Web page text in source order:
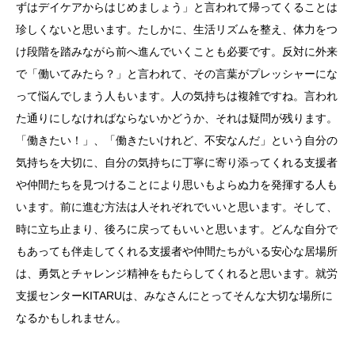
ずはデイケアからはじめましょう」と言われて帰ってくることは
珍しくないと思います。たしかに、生活リズムを整え、体力をつ
け段階を踏みながら前へ進んでいくことも必要です。反対に外来
で「働いてみたら？」と言われて、その言葉がプレッシャーにな
って悩んでしまう人もいます。人の気持ちは複雑ですね。言われ
た通りにしなければならないかどうか、それは疑問が残ります。
「働きたい！」、「働きたいけれど、不安なんだ」という自分の
気持ちを大切に、自分の気持ちに丁寧に寄り添ってくれる支援者
や仲間たちを見つけることにより思いもよらぬ力を発揮する人も
います。前に進む方法は人それぞれでいいと思います。そして、
時に立ち止まり、後ろに戻ってもいいと思います。どんな自分で
もあっても伴走してくれる支援者や仲間たちがいる安心な居場所
は、勇気とチャレンジ精神をもたらしてくれると思います。就労
支援センターKITARUは、みなさんにとってそんな大切な場所に
なるかもしれません。